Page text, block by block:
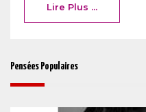
Lire Plus ...
Pensées Populaires